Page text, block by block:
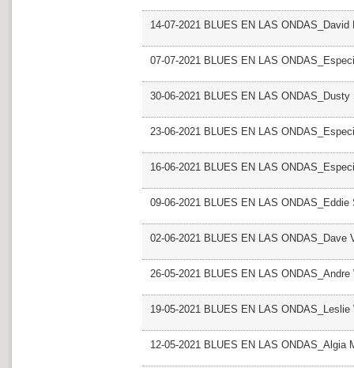
14-07-2021 BLUES EN LAS ONDAS_David
07-07-2021 BLUES EN LAS
30-06-2021 BLUES EN LAS ONDAS_Dusty
23-06-2021 BLUES EN LAS
16-06-2021 BLUES EN LAS
09-06-2021 BLUES EN LAS ONDAS_Eddie
02-06-2021 BLUES EN LAS ONDAS_Dave
26-05-2021 BLUES EN LAS ONDAS_Andre
19-05-2021 BLUES EN LAS ONDAS_Leslie
12-05-2021 BLUES EN LAS ONDAS_Algia